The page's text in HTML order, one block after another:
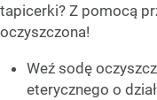
tapicerki? Z pomocą
oczyszczona!
Weź sodę
eterycznego o